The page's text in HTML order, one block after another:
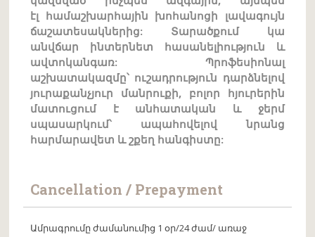
էլ համաշխարհային խոհանոցի լավագույն
ճաշատեսակներից: Տարածքում կա
անվճար ինտերնետ հասանելիություն և
ավտոկանգառ: Պրոֆեսիոնալ
աշխատակազմը՝ ուշադրություն դարձնելով
յուրաքանչյուր մանրուքի, բոլոր հյուրերին
մատուցում է անհատական և ջերմ
սպասարկում՝ ապահովելով նրանց
հարմարավետ և շքեղ հանգիստը:
Cancellation / Prepayment
Ամրագրումը ժամանումից 1 օր/24 ժամ/ առաջ